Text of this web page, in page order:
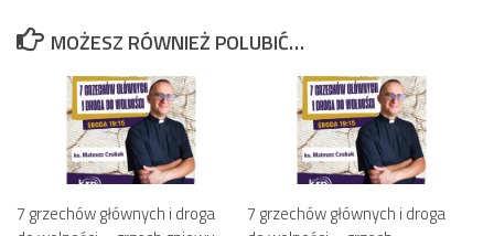
MOŻESZ RÓWNIEŻ POLUBIĆ…
7 grzechów głównych i droga
7 grzechów głównych i droga